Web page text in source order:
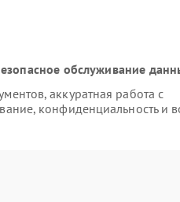
обслуживание
аккуратная работа с
конфиденциальность и